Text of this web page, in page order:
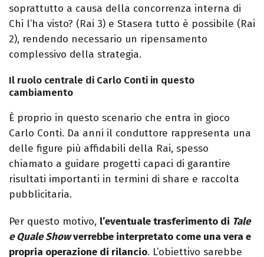
soprattutto a causa della concorrenza interna di
Chi l’ha visto? (Rai 3) e Stasera tutto è possibile (Rai
2), rendendo necessario un ripensamento
complessivo della strategia.
Il ruolo centrale di Carlo Conti in questo
cambiamento
È proprio in questo scenario che entra in gioco
Carlo Conti. Da anni il conduttore rappresenta una
delle figure più affidabili della Rai, spesso
chiamato a guidare progetti capaci di garantire
risultati importanti in termini di share e raccolta
pubblicitaria.
Per questo motivo, l’eventuale trasferimento di Tale
e Quale Showverrebbe interpretato come una vera e
propria operazione di rilancio. L’obiettivo sarebbe